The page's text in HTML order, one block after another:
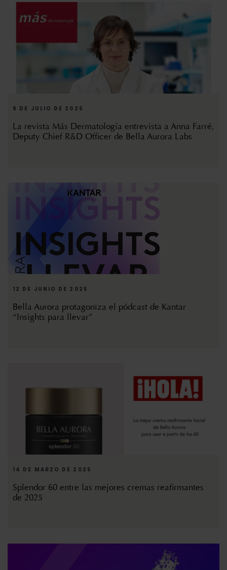
9 DE JULIO DE 2025
La revista Más Dermatología entrevista a Anna Farré,
Deputy Chief R&D Officer de Bella Aurora Labs
12 DE JUNIO DE 2025
Bella Aurora protagoniza el pódcast de Kantar
“Insights para llevar”
14 DE MARZO DE 2025
Splendor 60 entre las mejores cremas reafirmantes
de 2025